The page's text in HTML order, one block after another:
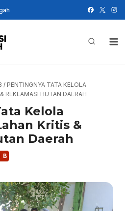
/ PENTINGNYA TATA KELOLA
REKLAMASI HUTAN DAERAH
Kelola
Kritis &
Daerah
B